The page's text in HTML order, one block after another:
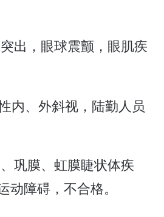
出，眼球震颤，眼肌疾
内、外斜视，陆勤人员
巩膜、虹膜睫状体疾
动障碍，不合格。